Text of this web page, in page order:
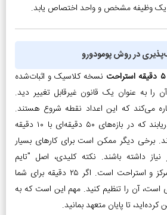
یک وظیفه مشخص و واحد اختصاص یابد.
نسخه کلاسیک و اثبات‌شده
را به عنوان یک قانون غیرقابل تغییر دید.
می‌کند که این اعداد نقطه شروع هستند.
برخی افراد ممکن است دریابند که در بازه‌های ۵۰ دقیقه‌ای با ۱۰ دقیقه
برخی دیگر ممکن است برای کارهای بسیار
دقیقه کار نیاز داشته باشند. نکته کلیدی، اصل "تایم
باکسینگ" و تناوب کار متمرکز و استراحت است. اگر ۲۵ دقیقه برای شما
است، آن را تنظیم کنید. مهم این است که به
کرده‌اید، تا پایان متعهد بمانید.